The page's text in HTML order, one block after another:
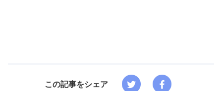
この記事をシェア